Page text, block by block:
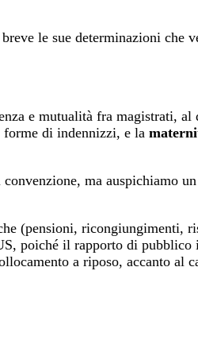
le sue determinazioni che
e mutualità fra magistrati, al
di indennizzi, e la
ma auspichiamo un
(pensioni, ricongiungimenti,
poiché il rapporto di
a riposo, accanto al